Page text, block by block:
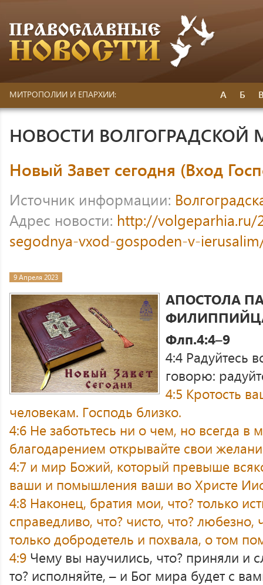
МИТРОПОЛИИ И ЕПАРХИИ: А Б
НОВОСТИ
Новый Завет сегодня (Вход
Источник информации:
Адрес новости: http://volgeparhia.ru/
segodnya-vxod-gospoden-v-
9 Апреля 2023
АПОСТОЛА
Флп.4:4–9
4:4 Радуйтесь
говорю:
4:5 Кротость
человекам. Господь близко.
4:6 Не заботьтесь ни о чем, но всегда в
благодарением открывайте свои
4:7 и мир Божий, который превыше
ваши и помышления ваши во Христе
4:8 Наконец, братия мои, что? только
справедливо, что? чисто, что? любезно,
только добродетель и похвала, о том
4:9 Чему вы научились, что? приняли и
то? исполняйте, – и Бог мира будет с